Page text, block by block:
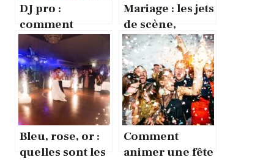
DJ pro :
comment
sublimer vos
prestations avec
des jets de
scène
Mariage : les jets
de scène,
indispensables
pour une
célébration
féérique
Bleu, rose, or :
quelles sont les
Comment
animer une fête